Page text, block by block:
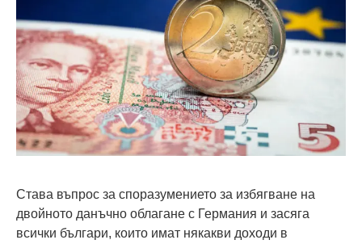
Става въпрос за споразумението за избягване на
двойното данъчно облагане с Германия и засяга
всички българи, които имат някакви доходи в